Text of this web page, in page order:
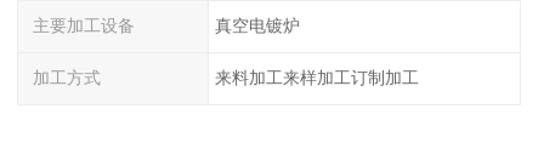
主要加工设备 真空电镀炉
加工方式 来料加工来样加工订制加工